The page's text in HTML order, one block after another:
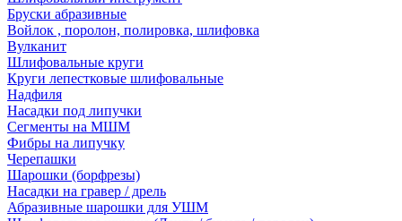
Бруски абразивные
Войлок , поролон, полировка, шлифовка
Вулканит
Шлифовальные круги
Круги лепестковые шлифовальные
Надфиля
Насадки под липучки
Сегменты на МШМ
Фибры на липучку
Черепашки
Шарошки (борфрезы)
Насадки на гравер / дрель
Абразивные шарошки для УШМ